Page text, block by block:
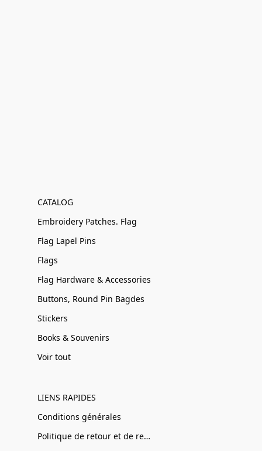
CATALOG
Embroidery Patches. Flag
Flag Lapel Pins
Flags
Flag Hardware & Accessories
Buttons, Round Pin Bagdes
Stickers
Books & Souvenirs
Voir tout
LIENS RAPIDES
Conditions générales
Politique de retour et de remboursement